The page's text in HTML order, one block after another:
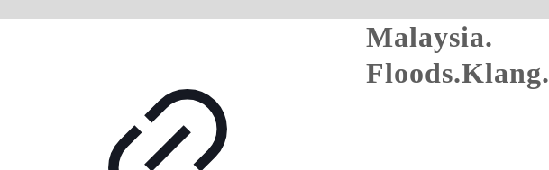
Malaysia.
Floods.Klang.